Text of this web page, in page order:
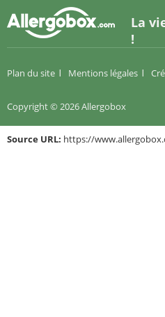
La
!
Plan du site Mentions légales
Copyright © 2026 Allergobox
Source URL: https://